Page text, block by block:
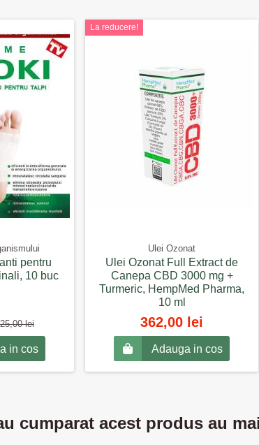
pentru
10 buc
25,00 lei
in cos
La reducere!
Ulei Ozonat
Ulei Ozonat Full Extract de
Canepa CBD 3000 mg +
Turmeric, HempMed Pharma,
10 ml
362,00 lei
Adauga in cos
cumparat acest produs au